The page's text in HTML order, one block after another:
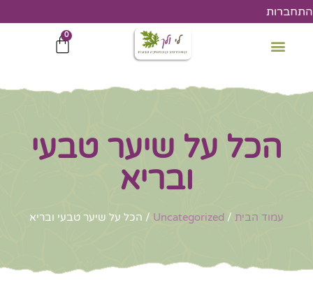
דילוג
לתוכן
התחברות
0
עגלת
הכל על שיער טבעי
ובריא
עמוד הבית /
Uncategorized / הכל על שיער טבעי ובריא